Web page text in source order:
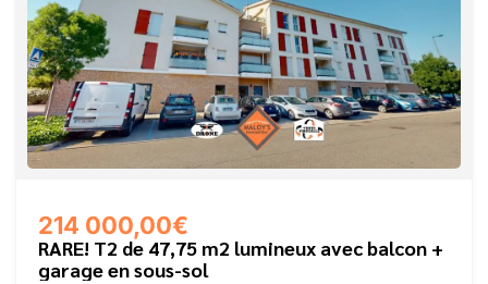
214 000,00€
RARE! T2 de 47,75 m2 lumineux avec balcon +
garage en sous-sol